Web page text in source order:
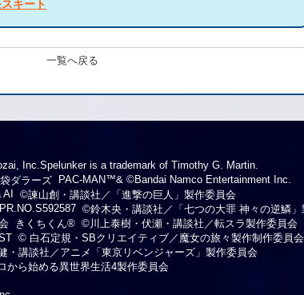
キート
一覧へ戻る
Inc.Spelunker is a trademark of Timothy G. Martin.
ダラーズ
PAC-MAN™& ©Bandai Namco Entertainment Inc.
©諫山創・講談社／「進撃の巨人」製作委員会
©鈴木央・講談社／「七つの大罪 神々の逆鱗
きくちくん® ©川上泰樹・伏瀬・講談社／転スラ製作委員会
© 白石定規・SBクリエイティブ／魔女の旅々製作制作委員会
・講談社／アニメ「東京リベンジャーズ」製作委員会
ら始める異世界生活4製作委員会